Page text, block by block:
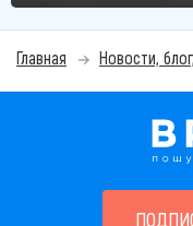
Главная Новости,